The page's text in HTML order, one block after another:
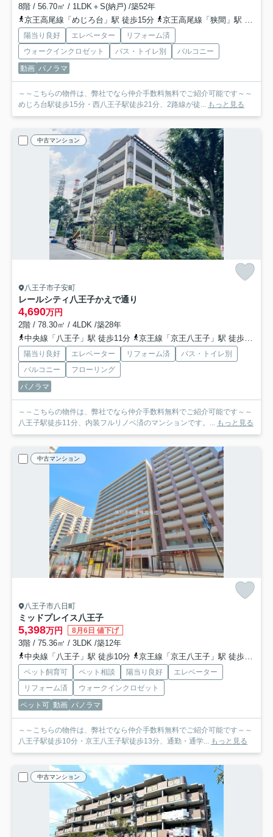
8階 / 56.70㎡ / 1LDK＋S(納戸) /築52年
京王高尾線「めじろ台」駅 徒歩15分
京王高尾線「狭間」駅 徒歩17分
陽当り良好 エレベーター
リフォーム済
ウォークインクロゼット
バス・トイレ別
バルコニー
動画 パノラマ
～～こちらの物件は、弊社でなら仲介手数料無料でご紹介可能です～～
めじろ台駅徒歩15分・西八王子駅徒歩21分、2路線が徒...
もっと見る
中古マンション
八王子市子安町
レールシティ八王子かえで通り
4,690万円
2階 / 78.30㎡ / 4LDK /築28年
中央線「八王子」駅 徒歩11分
京王線「京王八王子」駅 徒歩11分
陽当り良好 エレベーター リフォーム済
バス・トイレ別
バルコニー
フローリング
パノラマ
～～こちらの物件は、弊社でなら仲介手数料無料でご紹介可能です～～
八王子駅徒歩11分、内装フルリノベ済のマンションです。...
もっと見る
中古マンション
八王子市八日町
ミッドプレイス八王子
5,398万円 8月6日 値下げ
3階 / 75.36㎡ / 3LDK /築12年
中央線「八王子」駅 徒歩10分
京王線「京王八王子」駅 徒歩13分
ペット飼育可 ペット相談 陽当り良好
エレベーター
リフォーム済
ウォークインクロゼット
ペット可 動画 パノラマ
～～こちらの物件は、弊社でなら仲介手数料無料でご紹介可能です～～
八王子駅徒歩10分・京王八王子駅徒歩13分、通勤・通学...
もっと見る
中古マンション